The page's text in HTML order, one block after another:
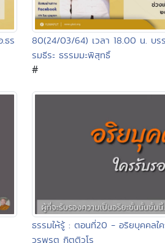
ธร
80(24/03/64) เวลา 18.00 น. บร
รมธีระ ธรรมมะพิสุทธิ์
#
ธรรมให้รู้ : ตอนที่20 - อริยบุคคลใ
วรพรต กิตติวโร